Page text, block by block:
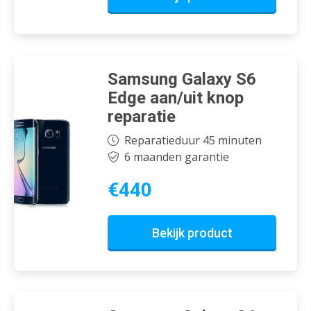
Samsung Galaxy S6
Edge aan/uit knop
reparatie
Reparatieduur 45 minuten
6 maanden garantie
€440
Bekijk product